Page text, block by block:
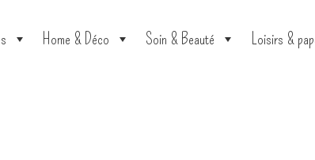
Home & Déco Soin & Beauté Loisirs &